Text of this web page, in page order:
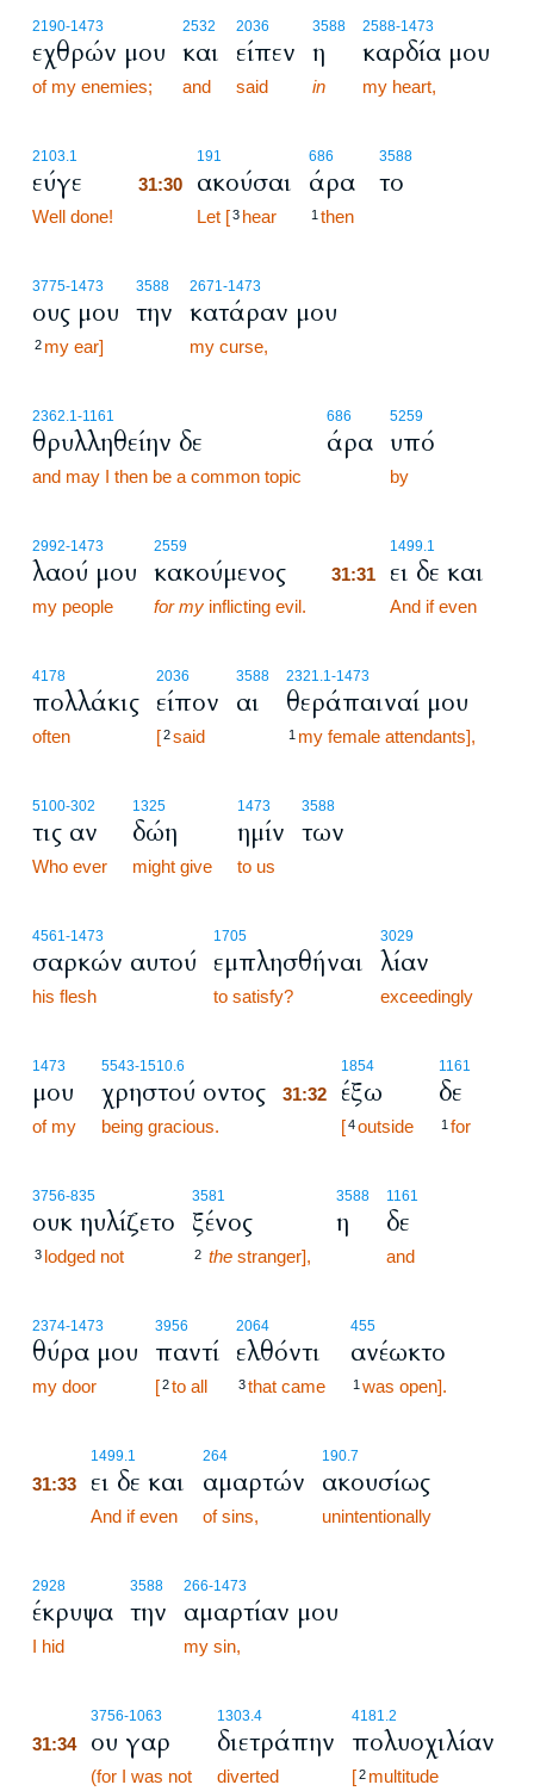
2190-1473
εχθρών μου
of my enemies;
2532
και
and
2036
είπεν
said
3588
η
in
2588-1473
καρδία μου
my heart,
2103.1
εύγε
Well done!
191
31:30 ακούσαι
Let [3 hear
686
άρα
1 then
3588
το
3775-1473
ους μου
2 my ear]
3588
την
2671-1473
κατάραν μου
my curse,
2362.1-1161
θρυλληθείην δε
and may I then be a common topic
686
άρα
5259
υπό
by
2992-1473
λαού μου
my people
2559
κακούμενος
for my inflicting evil.
1499.1
31:31 ει δε και
And if even
4178
πολλάκις
often
2036
είπον
[2said
3588
αι
2321.1-1473
θεράπαιναί μου
1 my female attendants],
5100-302
τις αν
Who ever
1325
δώη
might give
1473
ημίν
to us
3588
των
4561-1473
σαρκών αυτού
his flesh
1705
εμπλησθήναι
to satisfy?
3029
λίαν
exceedingly
1473
μου
of my
5543-1510.6
χρηστού οντος
being gracious.
1854
31:32 έξω
[4outside
1161
δε
1 for
3756-835
ουκ ηυλίζετο
3 lodged not
3581
ξένος
2 the stranger],
3588
η
1161
δε
and
2374-1473
θύρα μου
my door
3956
παντί
[2to all
2064
ελθόντι
3that came
455
ανέωκτο
1 was open].
1499.1
31:33 ει δε και
And if even
264
αμαρτών
of sins,
190.7
ακουσίως
unintentionally
2928
έκρυψα
I hid
3588
την
266-1473
αμαρτίαν μου
my sin,
3756-1063
31:34 ου γαρ
(for I was not
1303.4
διετράπην
diverted
4181.2
πολυοχιλίαν
[2 multitude